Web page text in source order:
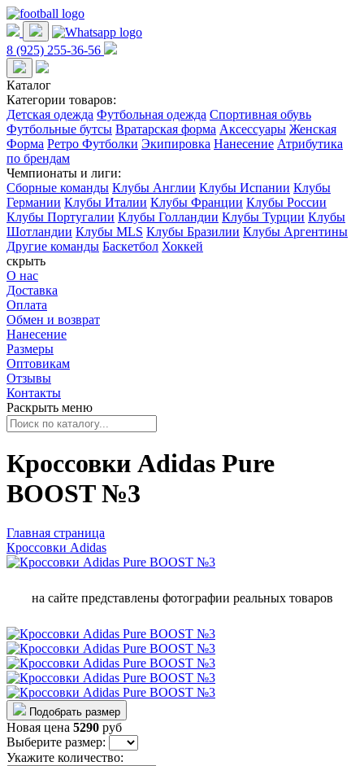
8 (925) 255-36-56
Каталог
Категории товаров:
Детская одежда Футбольная одежда Спортивная обувь
Футбольные бутсы Вратарская форма Аксессуары Женская
Форма Ретро Футболки Экипировка Нанесение Атрибутика
по брендам
Чемпионаты и лиги:
Сборные команды Клубы Англии Клубы Испании Клубы
Германии Клубы Италии Клубы Франции Клубы России
Клубы Португалии Клубы Голландии Клубы Турции Клубы
Шотландии Клубы MLS Клубы Бразилии Клубы Аргентины
Другие команды Баскетбол Хоккей
скрыть
О нас
Доставка
Оплата
Обмен и возврат
Нанесение
Размеры
Оптовикам
Отзывы
Контакты
Раскрыть меню
Кроссовки Adidas Pure
BOOST №3
Главная страница
Кроссовки Adidas
на сайте представлены фотографии реальных товаров
Подобрать размер
Новая цена 5290 руб
Выберите размер:
Укажите количество: